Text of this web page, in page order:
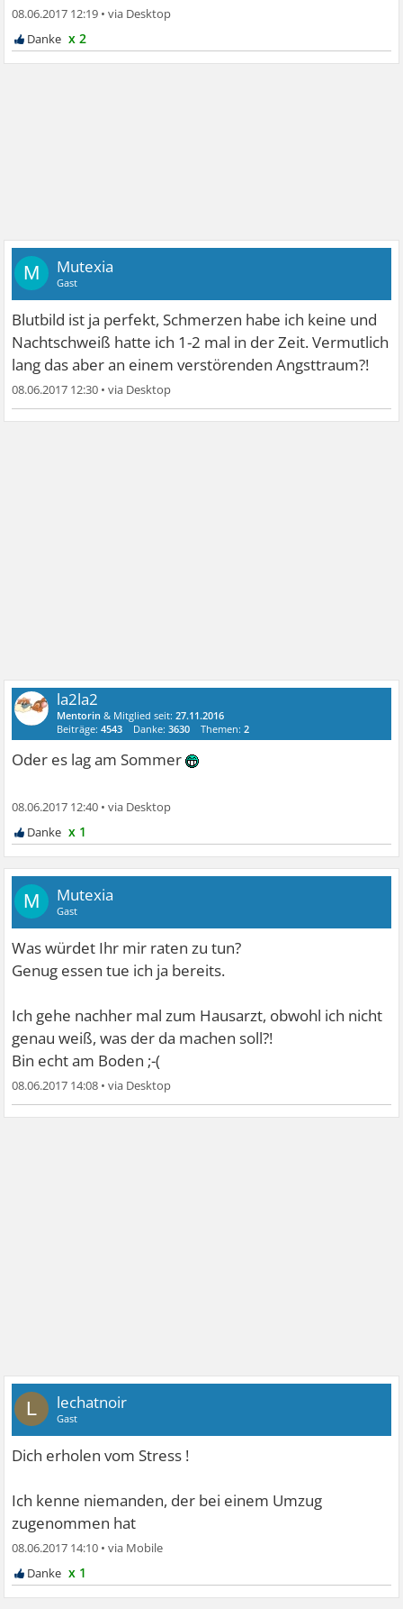
08.06.2017 12:19 •
x 2
M Mutexia
Gast
Blutbild ist ja perfekt, Schmerzen habe ich keine und
Nachtschweiß hatte ich 1-2 mal in der Zeit. Vermutlich
lang das aber an einem verstörenden Angsttraum?!
08.06.2017 12:30 •
la2la2
Mentorin & Mitglied seit:27.11.2016
Beiträge:4543 Danke:3630 Themen:2
Oder es lag am Sommer
08.06.2017 12:40 •
x 1
M Mutexia
Gast
Was würdet Ihr mir raten zu tun?
Genug essen tue ich ja bereits.
Ich gehe nachher mal zum Hausarzt, obwohl ich nicht
genau weiß, was der da machen soll?!
Bin echt am Boden ;-(
08.06.2017 14:08 •
L lechatnoir
Gast
Dich erholen vom Stress !
Ich kenne niemanden, der bei einem Umzug
zugenommen hat
08.06.2017 14:10 •
x 1